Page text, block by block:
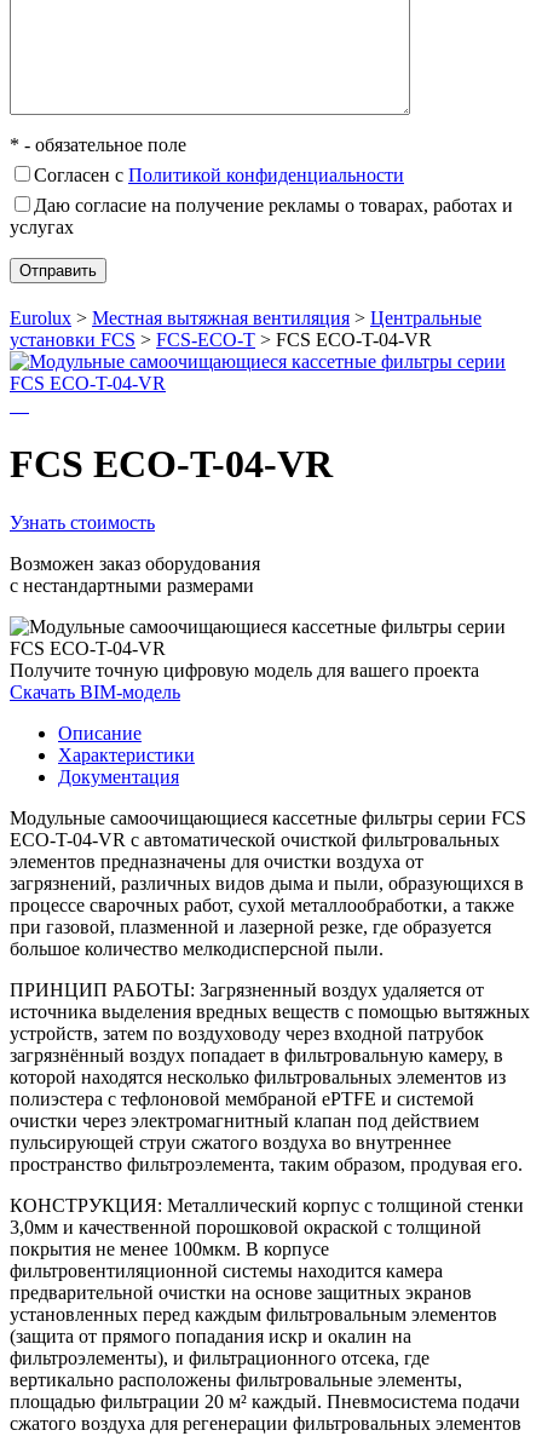
* - обязательное поле
Согласен с Политикой конфиденциальности
Даю согласие на получение рекламы о товарах, работах и
услугах
Eurolux > Местная вытяжная вентиляция > Центральные
установки FCS > FCS-ECO-T > FCS ECO-T-04-VR
FCS ECO-T-04-VR
Узнать стоимость
Возможен заказ оборудования
с нестандартными размерами
Получите точную цифровую модель для вашего проекта
Скачать BIM-модель
Описание
Характеристики
Документация
Модульные самоочищающиеся кассетные фильтры серии FCS
ECO-T-04-VR с автоматической очисткой фильтровальных
элементов предназначены для очистки воздуха от
загрязнений, различных видов дыма и пыли, образующихся в
процессе сварочных работ, сухой металлообработки, а также
при газовой, плазменной и лазерной резке, где образуется
большое количество мелкодисперсной пыли.
ПРИНЦИП РАБОТЫ: Загрязненный воздух удаляется от
источника выделения вредных веществ с помощью вытяжных
устройств, затем по воздуховоду через входной патрубок
загрязнённый воздух попадает в фильтровальную камеру, в
которой находятся несколько фильтровальных элементов из
полиэстера с тефлоновой мембраной ePTFE и системой
очистки через электромагнитный клапан под действием
пульсирующей струи сжатого воздуха во внутреннее
пространство фильтроэлемента, таким образом, продувая его.
КОНСТРУКЦИЯ: Металлический корпус с толщиной стенки
3,0мм и качественной порошковой окраской с толщиной
покрытия не менее 100мкм. В корпусе
фильтровентиляционной системы находится камера
предварительной очистки на основе защитных экранов
установленных перед каждым фильтровальным элементов
(защита от прямого попадания искр и окалин на
фильтроэлементы), и фильтрационного отсека, где
вертикально расположены фильтровальные элементы,
площадью фильтрации 20 м² каждый. Пневмосистема подачи
сжатого воздуха для регенерации фильтровальных элементов